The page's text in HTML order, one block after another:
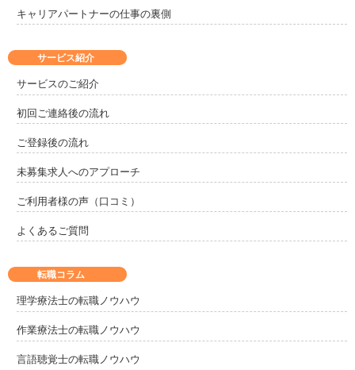
サービス紹介
サービスのご紹介
初回ご連絡後の流れ
ご登録後の流れ
未募集求人へのアプローチ
ご利用者様の声（口コミ）
よくあるご質問
キャリアパートナーの仕事の裏側
転職コラム
理学療法士の転職ノウハウ
作業療法士の転職ノウハウ
言語聴覚士の転職ノウハウ